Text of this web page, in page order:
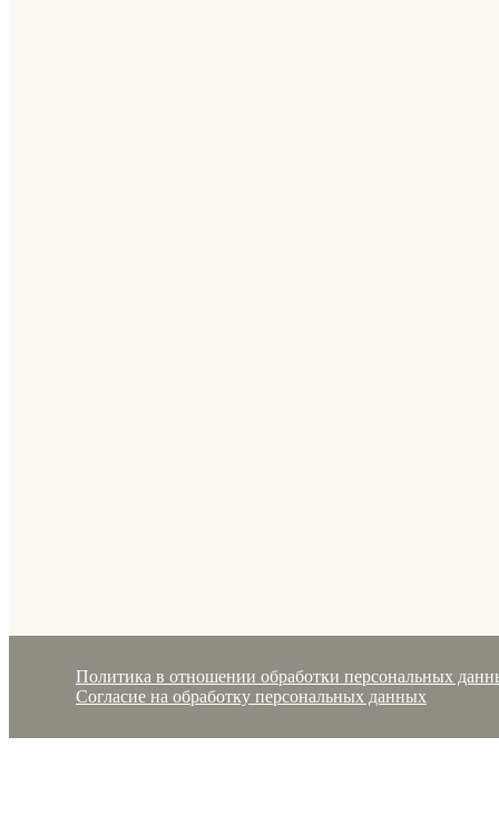
Политика в отношении обработки персональных
Согласие на обработку персональных данных